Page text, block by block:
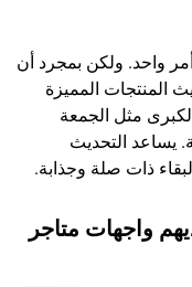
واحد. ولكن بمجرد أن
المنتجات المميزة
مثل الجمعة
يساعد التحديث
ذات صلة وجذابة.
واجهات متاجر